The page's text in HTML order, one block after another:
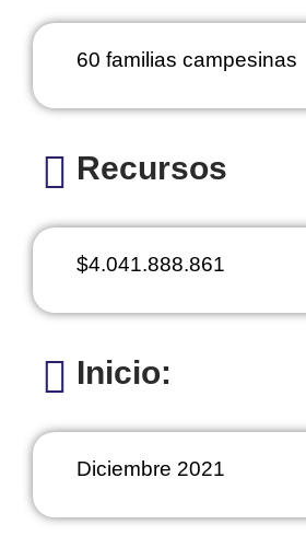
60 familias campesinas
Recursos
$4.041.888.861
Inicio:
Diciembre 2021